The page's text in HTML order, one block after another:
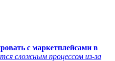
с маркетплейсами в
сложным процессом из-за